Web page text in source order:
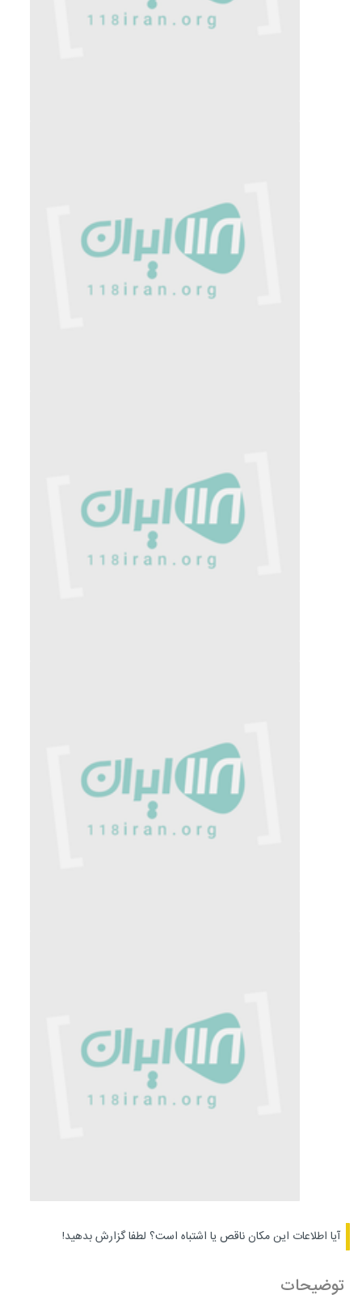
آیا اطلاعات این مکان ناقص یا اشتباه است؟ لطفا گزارش بدهید!
توضیحات